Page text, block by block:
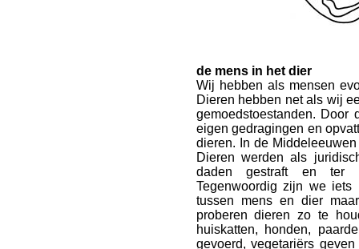
de mens in het dier
Wij hebben als mensen
Dieren hebben net als wij
gemoedstoestanden.
eigen gedragingen en
dieren. In de
Dieren werden als
daden gestraft en ter
Tegenwoordig zijn we iets
tussen mens en dier
proberen dieren zo te
huiskatten, honden,
gevoerd, vegetariërs